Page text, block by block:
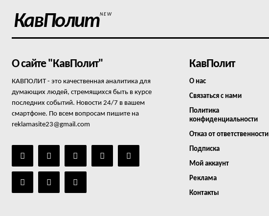
КавПолитNEW
О сайте "КавПолит"
КАВПОЛИТ - это качественная аналитика для
думающих людей, стремящихся быть в курсе
последних событий. Новости 24/7 в вашем
смартфоне. По всем вопросам пишите на
reklamasite23@gmail.com
КавПолит
О нас
Связаться с нами
Политика
конфиденциальности
Отказ от ответственности
Подписка
Мой аккаунт
Реклама
Контакты